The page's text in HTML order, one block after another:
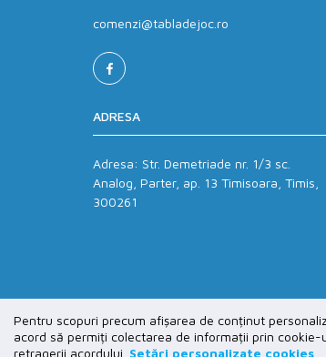
comenzi@tabladejoc.ro
ADRESA
Adresa: Str. Demetriade nr. 1/3 sc.
Analog, Parter, ap. 13 Timisoara, Timis,
300261
Copyright © 2026 TablaDeJoc. Toate
Pentru scopuri precum afișarea de conținut
acord să permiți colectarea de informații prin
retragerii acordului. Setări personalizate cookies